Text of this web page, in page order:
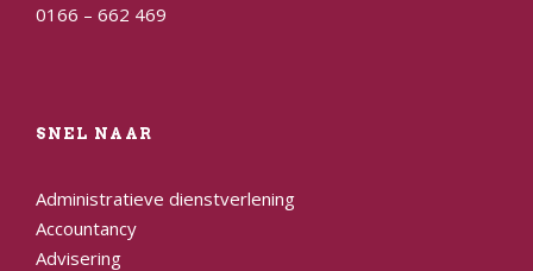
0166 – 662 469
SNEL NAAR
Administratieve dienstverlening
Accountancy
Advisering